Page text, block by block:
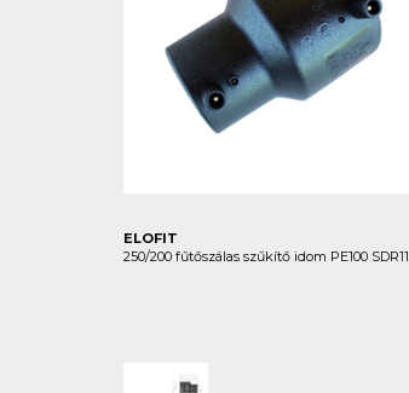
ELOFIT
250/200 fűtőszálas szűkítő idom PE100 SDR11